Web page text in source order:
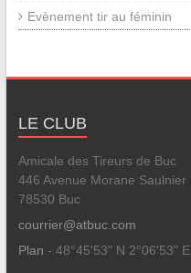
Evènement tir au féminin
LE CLUB
Amicale des Tireurs de Buc
446 Avenue Morane Saulnier
78530 Buc
courrier@atbuc.com
Plan - 48°45'53" N 2°06'53" E